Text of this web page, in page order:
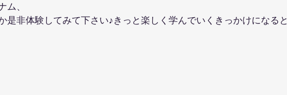
、
是非体験してみて下さい♪きっと楽しく学んでいくきっかけになると